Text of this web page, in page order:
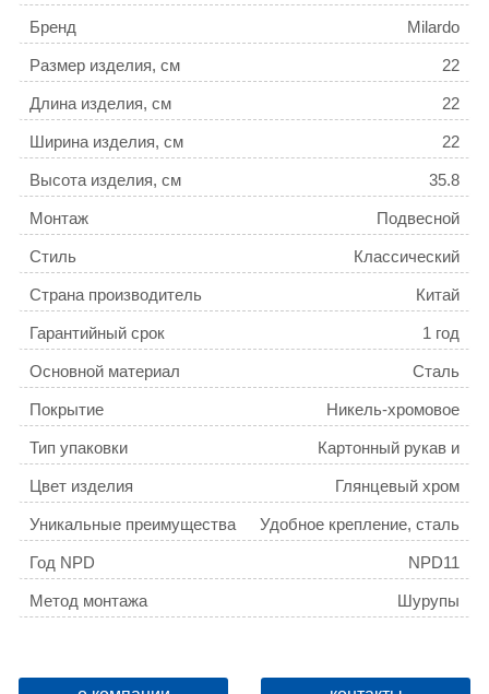
Бренд Milardo
Размер изделия, см 22
Длина изделия, см 22
Ширина изделия, см 22
Высота изделия, см 35.8
Монтаж Подвесной
Стиль Классический
Страна производитель Китай
Гарантийный срок 1 год
Основной материал Сталь
Покрытие Никель-хромовое
Тип упаковки
Картонный рукав и
полиэтиленовый пакет
Цвет изделия
Глянцевый хром
Уникальные преимущества
Удобное крепление, сталь
повышенной прочности со
стойким никель-хромовым
покрытием.
Год NPD NPD11
Метод монтажа Шурупы